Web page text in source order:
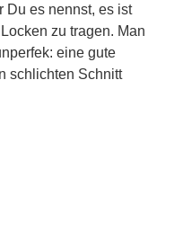
Du es nennst, es ist
zu tragen. Man
eine gute
schlichten Schnitt